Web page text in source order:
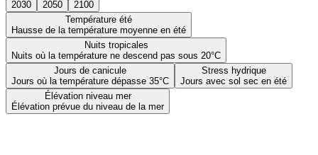
2030 2050
2100
Température été
Hausse de la température moyenne en été
Nuits tropicales
Nuits où la température ne descend pas sous 20°C
Jours de canicule
Jours où la température dépasse 35°C
Stress hydrique
Jours avec sol sec en été
Élévation niveau mer
Élévation prévue du niveau de la mer